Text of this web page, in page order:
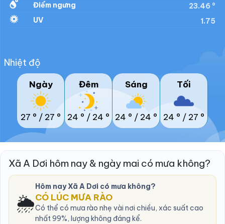
Điểm ngưng
23.46 °
UV
1.75
Nhiệt độ
Ngày
27 ° / 27 °
Đêm
24 ° / 24 °
Sáng
24 ° / 24 °
Tối
24 ° / 27 °
Xã A Dơi hôm nay & ngày mai có mưa không?
🌦️
Hôm nay Xã A Dơi có mưa không?
CÓ LÚC MƯA RÀO
Có thể có mưa rào nhẹ vài nơi chiều, xác suất cao
nhất 99%, lượng không đáng kể.